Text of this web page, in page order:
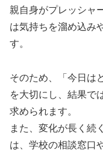
親自身がプレッシャ
は気持ちを溜め込み
す。
そのため、「今日は
を大切にし、結果で
求められます。
また、変化が長く続
は、学校の相談窓口